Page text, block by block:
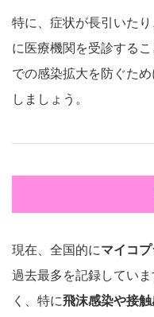
特に、症状が長引いた
に医療機関を受診する
での感染拡大を防ぐため
しましょう。
現在、全国的にマイコ
過去最多を記録してい
く、特に飛沫感染や接